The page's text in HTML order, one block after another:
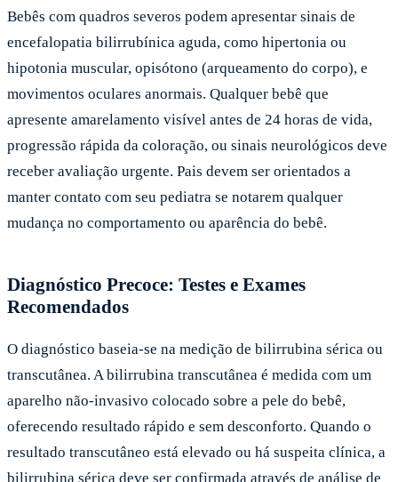
Bebês com quadros severos podem apresentar sinais de
encefalopatia bilirrubínica aguda, como hipertonia ou
hipotonia muscular, opisótono (arqueamento do corpo), e
movimentos oculares anormais. Qualquer bebê que
apresente amarelamento visível antes de 24 horas de vida,
progressão rápida da coloração, ou sinais neurológicos deve
receber avaliação urgente. Pais devem ser orientados a
manter contato com seu pediatra se notarem qualquer
mudança no comportamento ou aparência do bebê.
Diagnóstico Precoce: Testes e Exames
Recomendados
O diagnóstico baseia-se na medição de bilirrubina sérica ou
transcutânea. A bilirrubina transcutânea é medida com um
aparelho não-invasivo colocado sobre a pele do bebê,
oferecendo resultado rápido e sem desconforto. Quando o
resultado transcutâneo está elevado ou há suspeita clínica, a
bilirrubina sérica deve ser confirmada através de análise de